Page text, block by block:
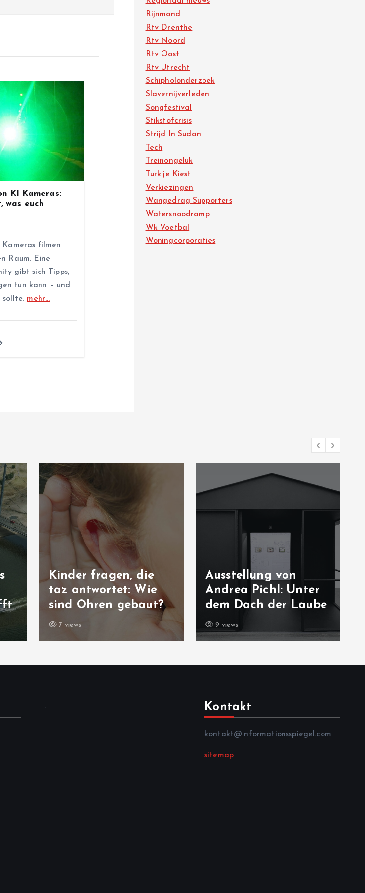
KI-Kameras:
was euch
filmen
Raum. Eine
gibt sich Tipps,
tun kann – und
sollte. mehr…
Rijnmond
Rtv Drenthe
Rtv Noord
Rtv Oost
Rtv Utrecht
Schipholonderzoek
Slavernijverleden
Songfestival
Stikstofcrisis
Strijd In Sudan
Tech
Treinongeluk
Turkije Kiest
Verkiezingen
Wangedrag Supporters
Watersnoodramp
Wk Voetbal
Woningcorporaties
Kinder fragen, die
taz antwortet: Wie
sind Ohren gebaut?
7 views
Ausstellung von
Andrea Pichl: Unter
dem Dach der Laube
9 views
. Kontakt
kontakt@informationsspiegel.com
sitemap